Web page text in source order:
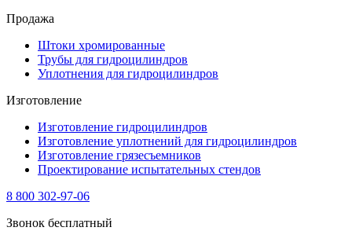
Продажа
Штоки хромированные
Трубы для гидроцилиндров
Уплотнения для гидроцилиндров
Изготовление
Изготовление гидроцилиндров
Изготовление уплотнений для гидроцилиндров
Изготовление грязесъемников
Проектирование испытательных стендов
8 800 302-97-06
Звонок бесплатный